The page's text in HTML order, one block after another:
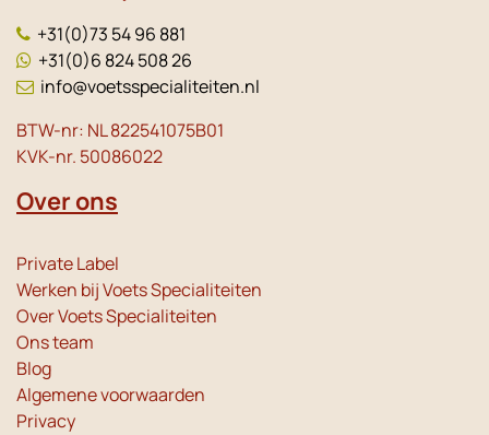
+31(0)73 54 96 881
+31(0)6 824 508 26
info@voetsspecialiteiten.nl
BTW-nr: NL 822541075B01
KVK-nr. 50086022
Over ons
Private Label
Werken bij Voets Specialiteiten
Over Voets Specialiteiten
Ons team
Blog
Algemene voorwaarden
Privacy